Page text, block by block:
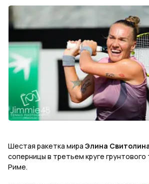
Шестая ракетка мира Элина
соперницы в третьем круге грунтового
Риме.